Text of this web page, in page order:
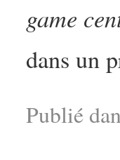
game
dans un
Publié